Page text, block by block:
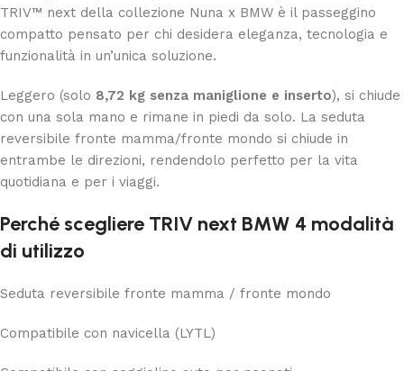
TRIV™ next della collezione Nuna x BMW è il passeggino
compatto pensato per chi desidera eleganza, tecnologia e
funzionalità in un’unica soluzione.
Leggero (solo 8,72 kg senza maniglione e inserto), si chiude
con una sola mano e rimane in piedi da solo. La seduta
reversibile fronte mamma/fronte mondo si chiude in
entrambe le direzioni, rendendolo perfetto per la vita
quotidiana e per i viaggi.
Perché scegliere TRIV next BMW 4 modalità
di utilizzo
Seduta reversibile fronte mamma / fronte mondo
Compatibile con navicella (LYTL)